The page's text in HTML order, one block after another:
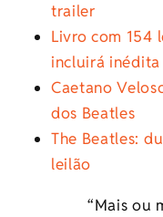
trailer
Livro com 154
incluirá inédita
Caetano
dos Beatles
The Beatles:
leilão
“Mais ou